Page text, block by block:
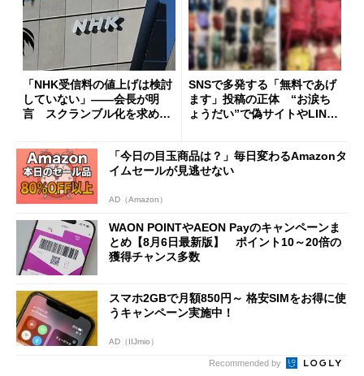
「NHK受信料の値上げは検討
していない」――会長が明
言 スクランブル化を求める
SNSで多発する「無料であげ
ます」投稿の正体 “お涙ち
ょうだい”で偽サイトやLINE
「今日の目玉商品は？」毎日変わるAmazonタ
イムセールが見逃せない
AD（Amazon）
WAON POINTやAEON Payのキャンペーンま
とめ【8月6日最新版】 ポイント10～20倍の
獲得チャンス多数
スマホ2GBで月額850円～ 格安SIMをお得に使
うキャンペーン実施中！
AD（IIJmio）
Recommended by